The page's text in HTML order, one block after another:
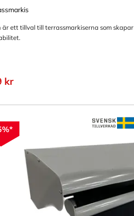
är ett tillval till terrassmarkiserna som skapar
kr